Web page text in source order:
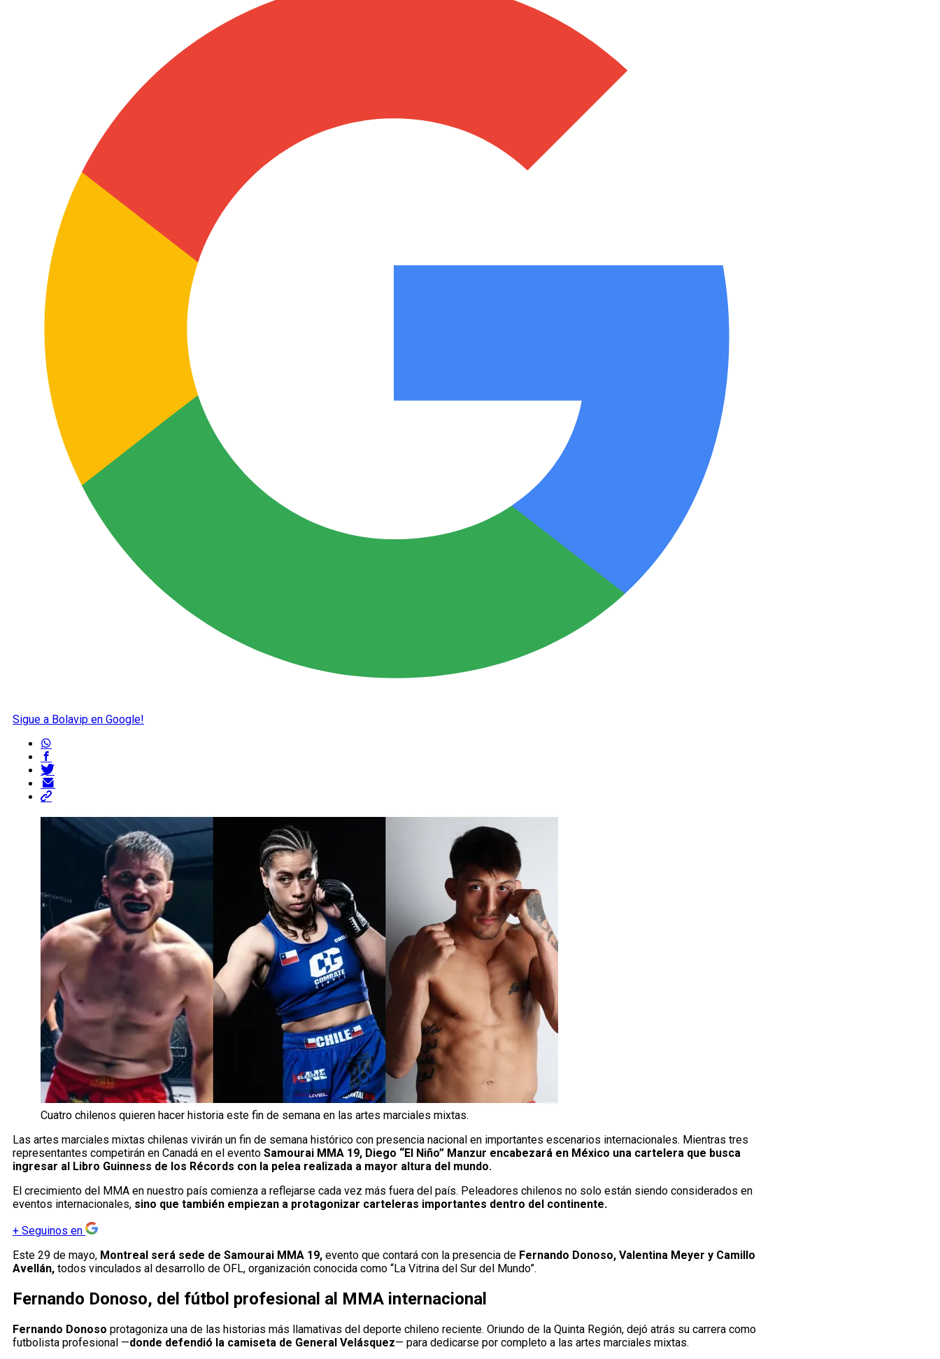
Sigue a Bolavip en Google!
Cuatro chilenos quieren hacer historia este fin de semana en las artes marciales mixtas.
Las artes marciales mixtas chilenas vivirán un fin de semana histórico con presencia nacional en importantes escenarios internacionales. Mientras tres
representantes competirán en Canadá en el evento Samourai MMA 19, Diego “El Niño” Manzur encabezará en México una cartelera que busca
ingresar al Libro Guinness de los Récords con la pelea realizada a mayor altura del mundo.
El crecimiento del MMA en nuestro país comienza a reflejarse cada vez más fuera del país. Peleadores chilenos no solo están siendo considerados en
eventos internacionales, sino que también empiezan a protagonizar carteleras importantes dentro del continente.
+ Seguinos en
Este 29 de mayo, Montreal será sede de Samourai MMA 19, evento que contará con la presencia de Fernando Donoso, Valentina Meyer y Camillo
Avellán, todos vinculados al desarrollo de OFL, organización conocida como “La Vitrina del Sur del Mundo”.
Fernando Donoso, del fútbol profesional al MMA internacional
Fernando Donoso protagoniza una de las historias más llamativas del deporte chileno reciente. Oriundo de la Quinta Región, dejó atrás su carrera como
futbolista profesional —donde defendió la camiseta de General Velásquez— para dedicarse por completo a las artes marciales mixtas.